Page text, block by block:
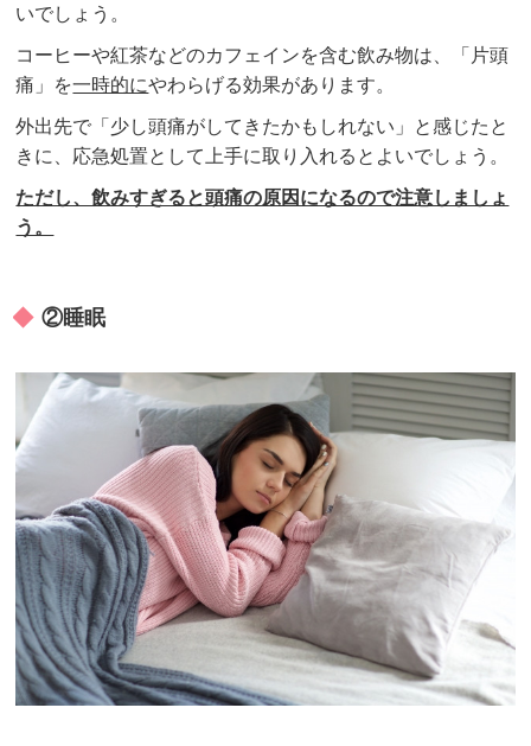
いでしょう。
コーヒーや紅茶などのカフェインを含む飲み物は、「片頭
痛」を一時的にやわらげる効果があります。
外出先で「少し頭痛がしてきたかもしれない」と感じたと
きに、応急処置として上手に取り入れるとよいでしょう。
ただし、飲みすぎると頭痛の原因になるので注意しましょ
う。
②睡眠